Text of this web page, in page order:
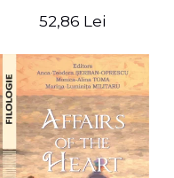
52,86 Lei